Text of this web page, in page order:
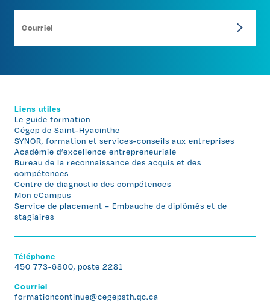
Liens utiles
Le guide formation
Cégep de Saint-Hyacinthe
SYNOR, formation et services-conseils aux entreprises
Académie d’excellence entrepreneuriale
Bureau de la reconnaissance des acquis et des
compétences
Centre de diagnostic des compétences
Mon eCampus
Service de placement – Embauche de diplômés et de
stagiaires
Téléphone
450 773-6800, poste 2281
Courriel
formationcontinue@cegepsth.qc.ca